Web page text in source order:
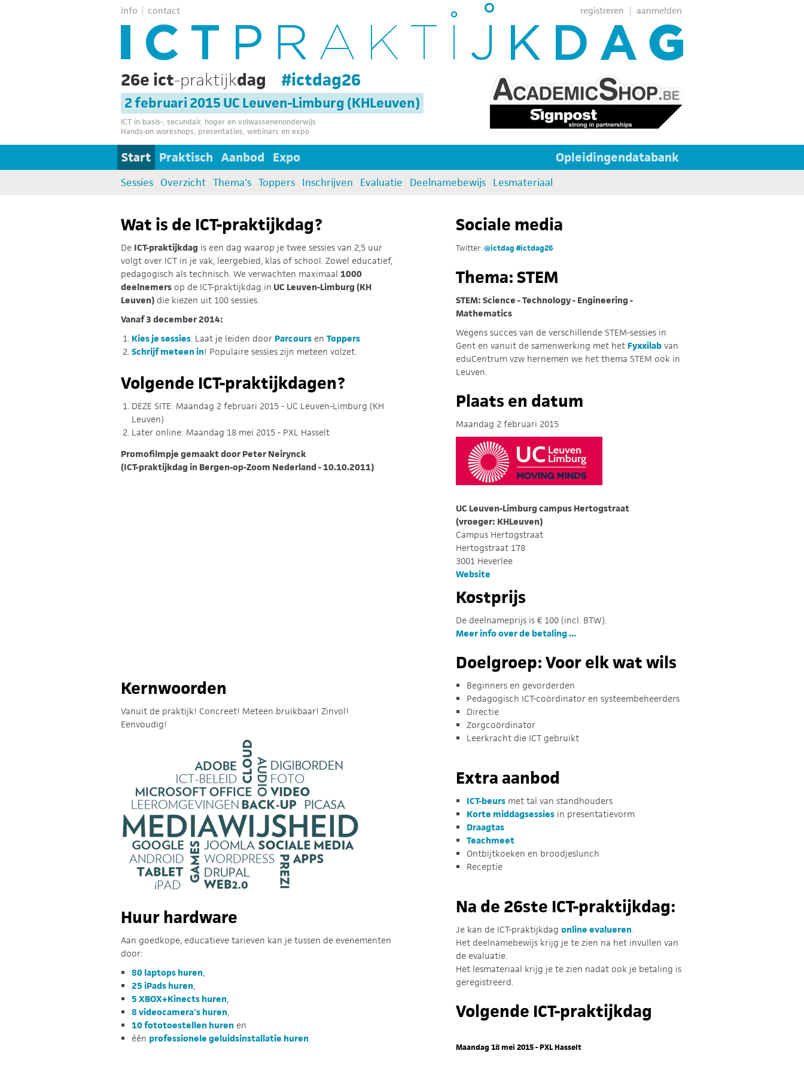
info contact aanmelden
registreren
26e ict-praktijkdag #ictdag26
2 februari 2015 UC Leuven-Limburg (KHLeuven)
ICT in basis-, secundair, hoger en volwassenenonderwijs
Hands-on workshops, presentaties, webinars en expo
Start Praktisch Aanbod Expo Opleidingendatabank
Sessies Overzicht Thema's Toppers Inschrijven Evaluatie Deelnamebewijs Lesmateriaal
Wat is de ICT-praktijkdag?
De ICT-praktijkdag is een dag waarop je twee sessies van 2,5 uur
volgt over ICT in je vak, leergebied, klas of school. Zowel educatief,
pedagogisch als technisch. We verwachten maximaal 1000
deelnemers op de ICT-praktijkdag in UC Leuven-Limburg (KH
Leuven) die kiezen uit 100 sessies.
Vanaf 3 december 2014:
Kies je sessies. Laat je leiden door Parcours en Toppers
Schrijf meteen in! Populaire sessies zijn meteen volzet.
Volgende ICT-praktijkdagen?
DEZE SITE: Maandag 2 februari 2015 - UC Leuven-Limburg (KH
Leuven)
Later online: Maandag 18 mei 2015 - PXL Hasselt
Promofilmpje gemaakt door Peter Neirynck
(ICT-praktijkdag in Bergen-op-Zoom Nederland - 10.10.2011)
Kernwoorden
Vanuit de praktijk! Concreet! Meteen bruikbaar! Zinvol!
Eenvoudig!
Huur hardware
Aan goedkope, educatieve tarieven kan je tussen de evenementen
door:
80 laptops huren,
25 iPads huren,
5 XBOX+Kinects huren,
8 videocamera's huren,
10 fototoestellen huren en
één professionele geluidsinstallatie huren.
Sociale media
Twitter:@ictdag #ictdag26
Thema: STEM
STEM: Science - Technology - Engineering -
Mathematics
Wegens succes van de verschillende STEM-sessies in
Gent en vanuit de samenwerking met het Fyxxilab van
eduCentrum vzw hernemen we het thema STEM ook in
Leuven.
Plaats en datum
Maandag 2 februari 2015
UC Leuven-Limburg campus Hertogstraat
(vroeger: KHLeuven)
Campus Hertogstraat
Hertogstraat 178
3001 Heverlee
Website
Kostprijs
De deelnameprijs is € 100 (incl. BTW).
Meer info over de betaling ...
Doelgroep: Voor elk wat wils
Beginners en gevorderden
Pedagogisch ICT-coördinator en systeembeheerders
Directie
Zorgcoördinator
Leerkracht die ICT gebruikt
Extra aanbod
ICT-beurs met tal van standhouders
Korte middagsessies in presentatievorm
Draagtas
Teachmeet
Ontbijtkoeken en broodjeslunch
Receptie
Na de 26ste ICT-praktijkdag:
Je kan de ICT-praktijkdag online evalueren.
Het deelnamebewijs krijg je te zien na het invullen van
de evaluatie.
Het lesmateriaal krijg je te zien nadat ook je betaling is
geregistreerd.
Volgende ICT-praktijkdag
Maandag 18 mei 2015 - PXL Hasselt